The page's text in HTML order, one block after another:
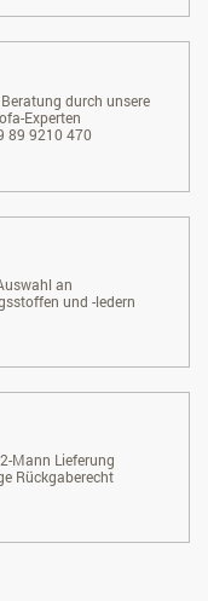
durch unsere
Experten
89 9210 470
an
und -ledern
Mann Lieferung
Rückgaberecht